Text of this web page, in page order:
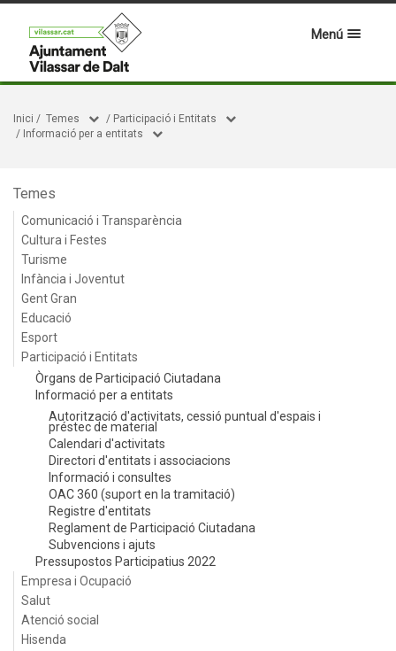
Menú
Inici / Temes / Participació i Entitats
/ Informació per a entitats
Temes
Comunicació i Transparència
Cultura i Festes
Turisme
Infància i Joventut
Gent Gran
Educació
Esport
Participació i Entitats
Òrgans de Participació Ciutadana
Informació per a entitats
Autorització d'activitats, cessió puntual d'espais i
préstec de material
Calendari d'activitats
Directori d'entitats i associacions
Informació i consultes
OAC 360 (suport en la tramitació)
Registre d'entitats
Reglament de Participació Ciutadana
Subvencions i ajuts
Pressupostos Participatius 2022
Empresa i Ocupació
Salut
Atenció social
Hisenda